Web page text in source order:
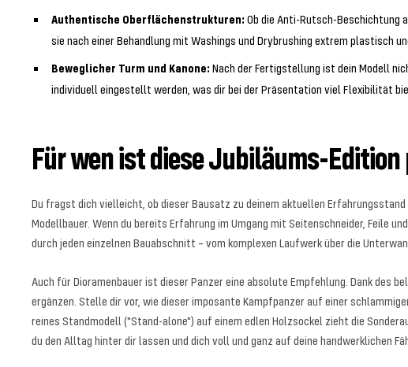
Authentische Oberflächenstrukturen: Ob die Anti-Rutsch-Beschichtung
sie nach einer Behandlung mit Washings und Drybrushing extrem plastisch
Beweglicher Turm und Kanone: Nach der Fertigstellung ist dein Modell
individuell eingestellt werden, was dir bei der Präsentation viel Flexibilität
Für wen ist diese Jubiläums-
Du fragst dich vielleicht, ob dieser Bausatz zu deinem aktuellen
Modellbauer. Wenn du bereits Erfahrung im Umgang mit Seitenschneider, Feile
durch jeden einzelnen Bauabschnitt – vom komplexen Laufwerk über die
Auch für Dioramenbauer ist dieser Panzer eine absolute Empfehlung. Dank des
ergänzen. Stelle dir vor, wie dieser imposante Kampfpanzer auf einer
reines Standmodell ("Stand-alone") auf einem edlen Holzsockel zieht die
du den Alltag hinter dir lassen und dich voll und ganz auf deine handwerklichen